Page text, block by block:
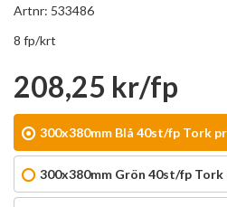
Artnr: 533486
8 fp/krt
208,25 kr/fp
300x380mm Blå 40st/fp Tork
300x380mm Grön 40st/fp Tork